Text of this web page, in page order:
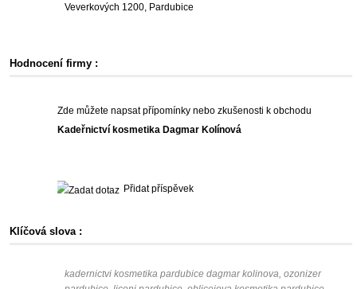
Veverkových 1200, Pardubice
Hodnocení firmy :
Zde můžete napsat přípomínky nebo zkušenosti k obchodu
Kadeřnictví kosmetika Dagmar Kolínová
Přidat příspěvek
Klíčová slova :
kadernictvi kosmetika pardubice dagmar kolinova, ozonizer